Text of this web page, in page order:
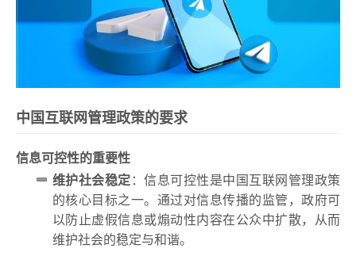
中国互联网管理政策的要求
信息可控性的重要性
维护社会稳定：信息可控性是中国互联网管理政策
的核心目标之一。通过对信息传播的监管，政府可
以防止虚假信息或煽动性内容在公众中扩散，从而
维护社会的稳定与和谐。